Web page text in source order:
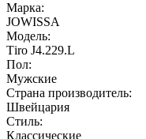
Марка:
JOWISSA
Модель:
Тirо J4.229.L
Пол:
Мужские
Страна производитель:
Швейцария
Стиль:
Классические